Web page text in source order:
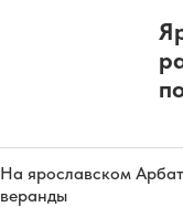
На ярославском
веранды